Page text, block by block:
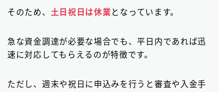
そのため、 土日祝日は休業 となっています。
急な資金調達が必要な場合でも、平日内であれば迅
速に対応してもらえるのが特徴です。
ただし、週末や祝日に申込みを行うと審査や入金手